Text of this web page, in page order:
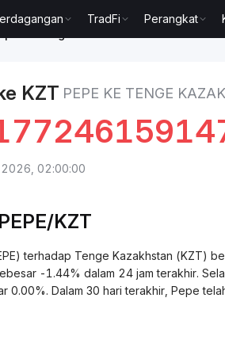
TradFi Perangkat
KZT PEPE KE TENGE
2026, 02:00:00
PEPE/KZT
terhadap Tenge Kazakhstan (KZT)
-1.44% dalam 24 jam terakhir.
0.00%. Dalam 30 hari terakhir, Pepe